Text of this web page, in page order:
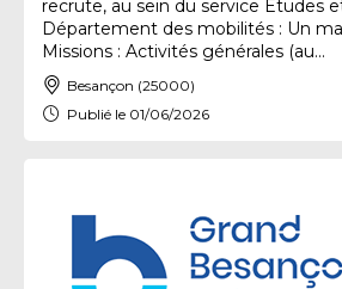
recrute, au sein du service Etudes
Département des mobilités : Un
Missions : Activités générales (au...
Besançon (25000)
Publié le 01/06/2026